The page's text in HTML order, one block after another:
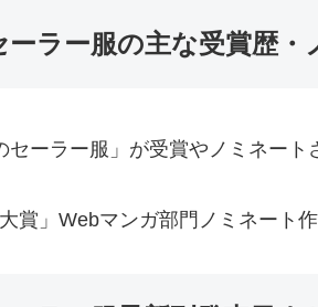
ラー服の主な受賞歴・
セーラー服」が受賞やノミネー
賞」Webマンガ部門ノミネート